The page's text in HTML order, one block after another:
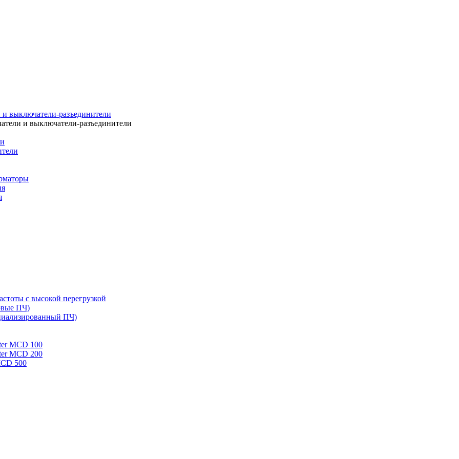
выключатели-разъединители
и выключатели-разъединители
с высокой перегрузкой
ПЧ)
ПЧ)
MCD 100
MCD 200
500